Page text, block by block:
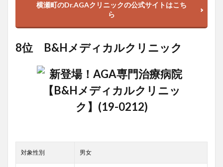
横瀬町のDr.AGAクリニックの公式サイトはこち
ら
8位 B&Hメディカルクリニック
対象性別 男女